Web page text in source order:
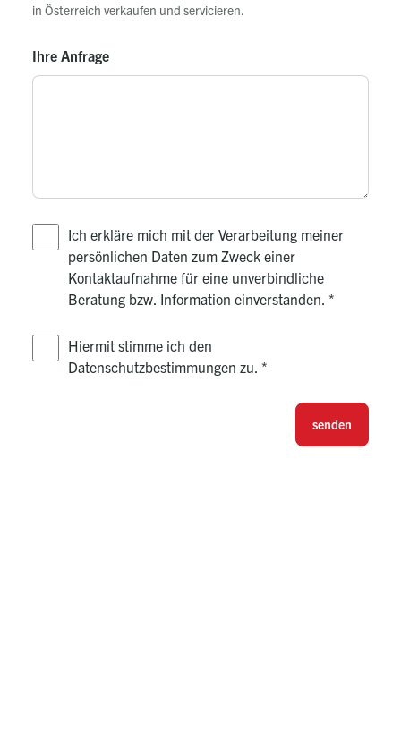
in Österreich verkaufen und servicieren.
Ihre Anfrage
Ich erkläre mich mit der Verarbeitung meiner
persönlichen Daten zum Zweck einer
Kontaktaufnahme für eine unverbindliche
Beratung bzw. Information einverstanden. *
Hiermit stimme ich den
Datenschutzbestimmungen zu. *
senden